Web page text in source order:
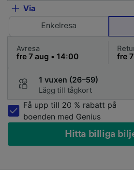
Via
Enkelresa
Avresa
1 vuxen (26–59)
Lägg till tågkort
Få upp till 20 % rabatt på
boenden med Genius
Hitta billiga